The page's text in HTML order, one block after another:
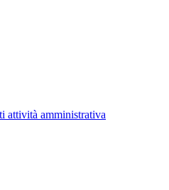
attività amministrativa